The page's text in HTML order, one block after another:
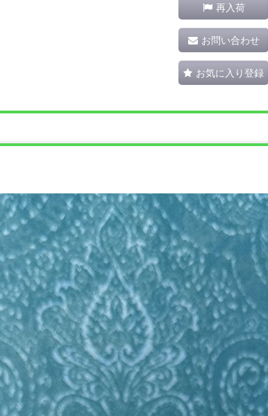
再入荷
お問い合わせ
お気に入り登録